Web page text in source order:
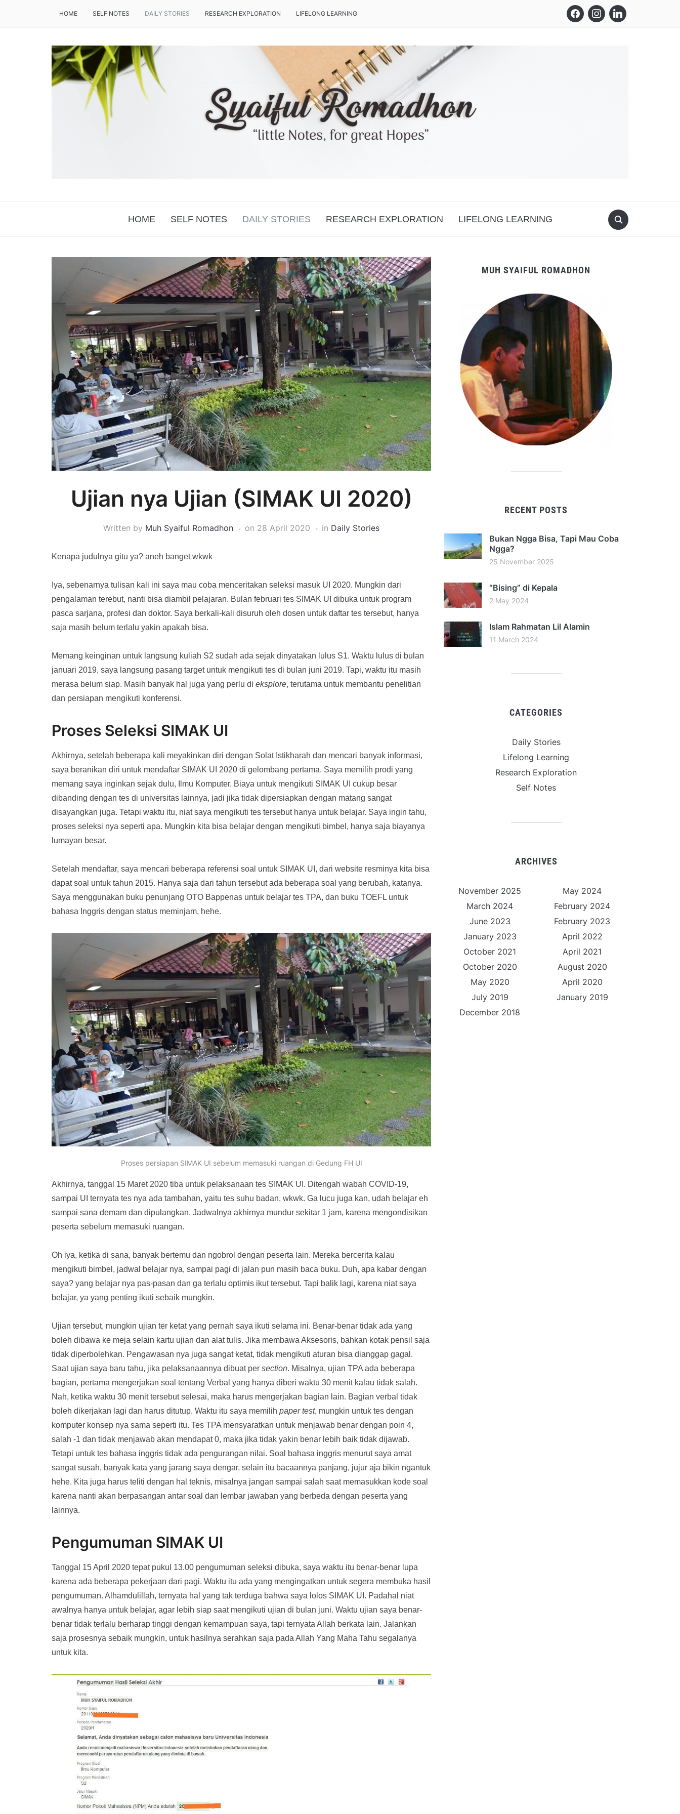
facebookinstagramlinkedin
HOME SELF NOTES DAILY STORIES RESEARCH EXPLORATION LIFELONG LEARNING
HOME SELF NOTES DAILY STORIES RESEARCH EXPLORATION LIFELONG LEARNING
Ujian nya Ujian (SIMAK UI 2020)
Written by Muh Syaiful Romadhon on 28 April 2020 in Daily Stories
Kenapa judulnya gitu ya? aneh banget wkwk
Iya, sebenarnya tulisan kali ini saya mau coba menceritakan seleksi masuk UI 2020. Mungkin dari
pengalaman terebut, nanti bisa diambil pelajaran. Bulan februari tes SIMAK UI dibuka untuk program
pasca sarjana, profesi dan doktor. Saya berkali-kali disuruh oleh dosen untuk daftar tes tersebut, hanya
saja masih belum terlalu yakin apakah bisa.
Memang keinginan untuk langsung kuliah S2 sudah ada sejak dinyatakan lulus S1. Waktu lulus di bulan
januari 2019, saya langsung pasang target untuk mengikuti tes di bulan juni 2019. Tapi, waktu itu masih
merasa belum siap. Masih banyak hal juga yang perlu di eksplore, terutama untuk membantu penelitian
dan persiapan mengikuti konferensi.
Proses Seleksi SIMAK UI
Akhirnya, setelah beberapa kali meyakinkan diri dengan Solat Istikharah dan mencari banyak informasi,
saya beranikan diri untuk mendaftar SIMAK UI 2020 di gelombang pertama. Saya memilih prodi yang
memang saya inginkan sejak dulu, Ilmu Komputer. Biaya untuk mengikuti SIMAK UI cukup besar
dibanding dengan tes di universitas lainnya, jadi jika tidak dipersiapkan dengan matang sangat
disayangkan juga. Tetapi waktu itu, niat saya mengikuti tes tersebut hanya untuk belajar. Saya ingin tahu,
proses seleksi nya seperti apa. Mungkin kita bisa belajar dengan mengikuti bimbel, hanya saja biayanya
lumayan besar.
Setelah mendaftar, saya mencari beberapa referensi soal untuk SIMAK UI, dari website resminya kita bisa
dapat soal untuk tahun 2015. Hanya saja dari tahun tersebut ada beberapa soal yang berubah, katanya.
Saya menggunakan buku penunjang OTO Bappenas untuk belajar tes TPA, dan buku TOEFL untuk
bahasa Inggris dengan status meminjam, hehe.
Proses persiapan SIMAK UI sebelum memasuki ruangan di Gedung FH UI
Akhirnya, tanggal 15 Maret 2020 tiba untuk pelaksanaan tes SIMAK UI. Ditengah wabah COVID-19,
sampai UI ternyata tes nya ada tambahan, yaitu tes suhu badan, wkwk. Ga lucu juga kan, udah belajar eh
sampai sana demam dan dipulangkan. Jadwalnya akhirnya mundur sekitar 1 jam, karena mengondisikan
peserta sebelum memasuki ruangan.
Oh iya, ketika di sana, banyak bertemu dan ngobrol dengan peserta lain. Mereka bercerita kalau
mengikuti bimbel, jadwal belajar nya, sampai pagi di jalan pun masih baca buku. Duh, apa kabar dengan
saya? yang belajar nya pas-pasan dan ga terlalu optimis ikut tersebut. Tapi balik lagi, karena niat saya
belajar, ya yang penting ikuti sebaik mungkin.
Ujian tersebut, mungkin ujian ter ketat yang pernah saya ikuti selama ini. Benar-benar tidak ada yang
boleh dibawa ke meja selain kartu ujian dan alat tulis. Jika membawa Aksesoris, bahkan kotak pensil saja
tidak diperbolehkan. Pengawasan nya juga sangat ketat, tidak mengikuti aturan bisa dianggap gagal.
Saat ujian saya baru tahu, jika pelaksanaannya dibuat per section. Misalnya, ujian TPA ada beberapa
bagian, pertama mengerjakan soal tentang Verbal yang hanya diberi waktu 30 menit kalau tidak salah.
Nah, ketika waktu 30 menit tersebut selesai, maka harus mengerjakan bagian lain. Bagian verbal tidak
boleh dikerjakan lagi dan harus ditutup. Waktu itu saya memilih paper test, mungkin untuk tes dengan
komputer konsep nya sama seperti itu. Tes TPA mensyaratkan untuk menjawab benar dengan poin 4,
salah -1 dan tidak menjawab akan mendapat 0, maka jika tidak yakin benar lebih baik tidak dijawab.
Tetapi untuk tes bahasa inggris tidak ada pengurangan nilai. Soal bahasa inggris menurut saya amat
sangat susah, banyak kata yang jarang saya dengar, selain itu bacaannya panjang, jujur aja bikin ngantuk
hehe. Kita juga harus teliti dengan hal teknis, misalnya jangan sampai salah saat memasukkan kode soal
karena nanti akan berpasangan antar soal dan lembar jawaban yang berbeda dengan peserta yang
lainnya.
Pengumuman SIMAK UI
Tanggal 15 April 2020 tepat pukul 13.00 pengumuman seleksi dibuka, saya waktu itu benar-benar lupa
karena ada beberapa pekerjaan dari pagi. Waktu itu ada yang mengingatkan untuk segera membuka hasil
pengumuman. Alhamdulillah, ternyata hal yang tak terduga bahwa saya lolos SIMAK UI. Padahal niat
awalnya hanya untuk belajar, agar lebih siap saat mengikuti ujian di bulan juni. Waktu ujian saya benar-
benar tidak terlalu berharap tinggi dengan kemampuan saya, tapi ternyata Allah berkata lain. Jalankan
saja prosesnya sebaik mungkin, untuk hasilnya serahkan saja pada Allah Yang Maha Tahu segalanya
untuk kita.
MUH SYAIFUL ROMADHON
RECENT POSTS
Bukan Ngga Bisa, Tapi Mau Coba
Ngga?
25 November 2025
“Bising” di Kepala
2 May 2024
Islam Rahmatan Lil Alamin
11 March 2024
CATEGORIES
Daily Stories
Lifelong Learning
Research Exploration
Self Notes
ARCHIVES
November 2025
May 2024
March 2024
February 2024
June 2023
February 2023
January 2023
April 2022
October 2021
April 2021
October 2020
August 2020
May 2020
April 2020
July 2019
January 2019
December 2018